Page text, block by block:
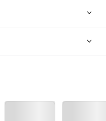
챗GPT5프롬프트창에 복/붙
년간의 연금 설계 관련 연구,
터 따라 해보기 바랍니다. 퇴